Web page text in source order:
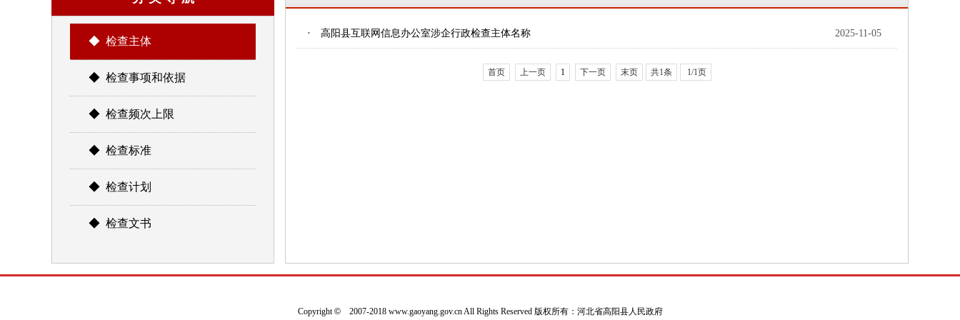
◆ 检查主体
◆ 检查事项和依据
◆ 检查频次上限
◆ 检查标准
◆ 检查计划
◆ 检查文书
· 高阳县互联网信息办公室涉企行政检查主体名称 2025-11-05
首页 上一页 1 下一页 末页 共1条 1/1页
Copyright©2007-2018 www.gaoyang.gov.cn All Rights Reserved 版权所有：河北省高阳县人民政府